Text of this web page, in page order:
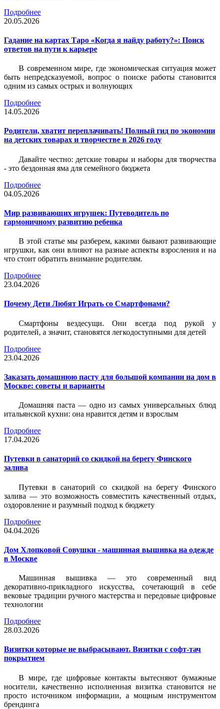
Подробнее
20.05.2026
Гадание на картах Таро «Когда я найду работу?»: Поиск
ответов на пути к карьере
В современном мире, где экономическая ситуация может
быть непредсказуемой, вопрос о поиске работы становится
одним из самых острых и волнующих
Подробнее
14.05.2026
Родители, хватит переплачивать! Полный гид по экономии
на детских товарах и творчестве в 2026 году
Давайте честно: детские товары и наборы для творчества
- это бездонная яма для семейного бюджета
Подробнее
04.05.2026
Мир развивающих игрушек: Путеводитель по
гармоничному развитию ребенка
В этой статье мы разберем, какими бывают развивающие
игрушки, как они влияют на разные аспекты взросления и на
что стоит обратить внимание родителям.
Подробнее
23.04.2026
Почему Дети Любят Играть со Смартфонами?
Смартфоны вездесущи. Они всегда под рукой у
родителей, а значит, становятся легкодоступными для детей
Подробнее
23.04.2026
Заказать домашнюю пасту для большой компании на дом в
Москве: советы и варианты
Домашняя паста — одно из самых универсальных блюд
итальянской кухни: она нравится детям и взрослым
Подробнее
17.04.2026
Путевки в санаторий со скидкой на берегу Финского
залива
Путевки в санаторий со скидкой на берегу Финского
залива — это возможность совместить качественный отдых,
оздоровление и разумный подход к бюджету
Подробнее
04.04.2026
Дом Хлопковой Совушки - машинная вышивка на одежде
в Москве
Машинная вышивка — это современный вид
декоративно-прикладного искусства, сочетающий в себе
вековые традиции ручного мастерства и передовые цифровые
технологии
Подробнее
28.03.2026
Визитки которые не выбрасывают. Визитки с софт-тач
покрытием
В мире, где цифровые контакты вытесняют бумажные
носители, качественно исполненная визитка становится не
просто источником информации, а мощным инструментом
брендинга